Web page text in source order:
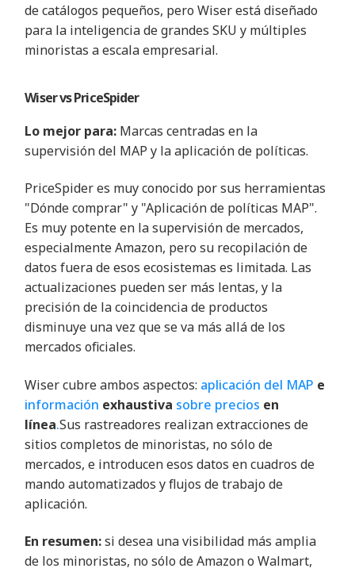
de catálogos pequeños, pero Wiser está diseñado
para la inteligencia de grandes SKU y múltiples
minoristas a escala empresarial.
Wiser vsPriceSpider
Lo mejor para: Marcas centradas en la
supervisión del MAP y la aplicación de políticas.
PriceSpider es muy conocido por sus herramientas
"Dónde comprar" y "Aplicación de políticas MAP".
Es muy potente en la supervisión de mercados,
especialmente Amazon, pero su recopilación de
datos fuera de esos ecosistemas es limitada. Las
actualizaciones pueden ser más lentas, y la
precisión de la coincidencia de productos
disminuye una vez que se va más allá de los
mercados oficiales.
Wiser cubre ambos aspectos: aplicación del MAP e
información exhaustiva sobre precios en
línea.Sus rastreadores realizan extracciones de
sitios completos de minoristas, no sólo de
mercados, e introducen esos datos en cuadros de
mando automatizados y flujos de trabajo de
aplicación.
En resumen:si desea una visibilidad más amplia
de los minoristas, no sólo de Amazon o Walmart,